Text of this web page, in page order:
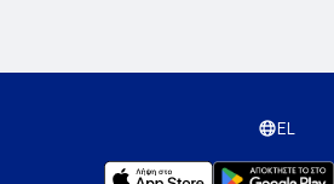
EL